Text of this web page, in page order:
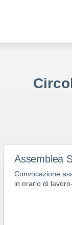
Assemblea
Convocazione
in orario di